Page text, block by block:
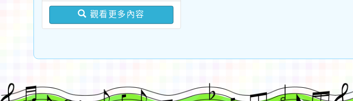
課鐘點教師甄選簡章(採1
次公告分次招考)
觀看更多內容